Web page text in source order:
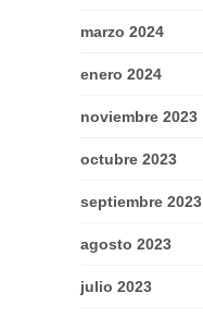
marzo 2024
enero 2024
noviembre 2023
octubre 2023
septiembre 2023
agosto 2023
julio 2023